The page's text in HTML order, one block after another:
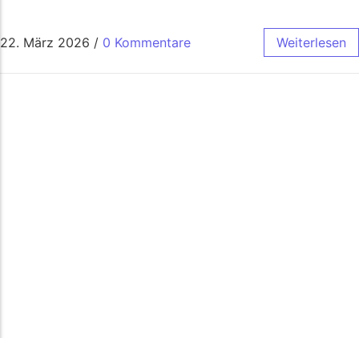
22. März 2026 / 0 Kommentare Weiterlesen